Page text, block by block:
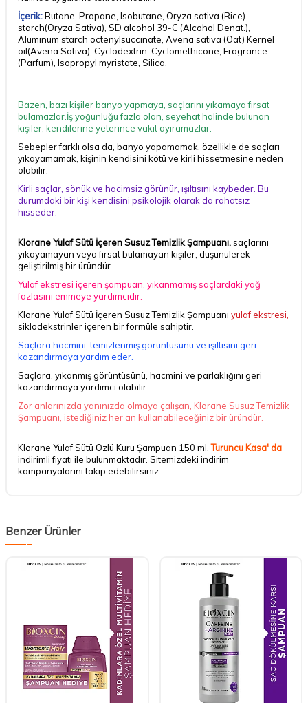
İçerik:Butane, Propane, Isobutane, Oryza sativa (Rice)
starch(Oryza Sativa), SD alcohol 39-C (Alcohol Denat.),
Aluminum starch octenylsuccinate, Avena sativa (Oat) Kernel
oil(Avena Sativa), Cyclodextrin, Cyclomethicone, Fragrance
(Parfum), Isopropyl myristate, Silica.
Bazen, bazı kişiler banyo yapmaya, saçlarını yıkamaya fırsat
bulamazlar.İş yoğunluğu fazla olan, seyehat halinde bulunan
kişiler, kendilerine yeterince vakit ayıramazlar.
Sebepler farklı olsa da, banyo yapamamak, özellikle de saçları
yıkayamamak, kişinin kendisini kötü ve kirli hissetmesine neden
olabilir.
Kirli saçlar, sönük ve hacimsiz görünür, ışıltısını kaybeder. Bu
durumdaki bir kişi kendisini psikolojik olarak da rahatsız
hisseder.
Klorane Yulaf Sütü İçeren Susuz Temizlik Şampuanı, saçlarını
yıkayamayan veya fırsat bulamayan kişiler, düşünülerek
geliştirilmiş bir üründür.
Yulaf ekstresi içeren şampuan, yıkanmamış saçlardaki yağ
fazlasını emmeye yardımcıdır.
Klorane Yulaf Sütü İçeren Susuz Temizlik Şampuanı yulaf ekstresi
siklodekstrinler içeren bir formüle sahiptir.
Saçlara hacmini, temizlenmiş görüntüsünü ve ışıltısını geri
kazandırmaya yardım eder.
Saçlara, yıkanmış görüntüsünü, hacmini ve parlaklığını geri
kazandırmaya yardımcı olabilir.
Zor anlarınızda yanınızda olmaya çalışan, Klorane Susuz Temizlik
Şampuanı, istediğiniz her an kullanabileceğiniz bir üründür.
Klorane Yulaf Sütü Özlü Kuru Şampuan 150 ml,Turuncu Kasa' da
indirimli fiyatı ile bulunmaktadır. Sitemizdeki indirim
kampanyalarını takip edebilirsiniz.
Benzer Ürünler